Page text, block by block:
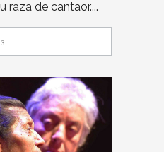
raza de cantaor.
3